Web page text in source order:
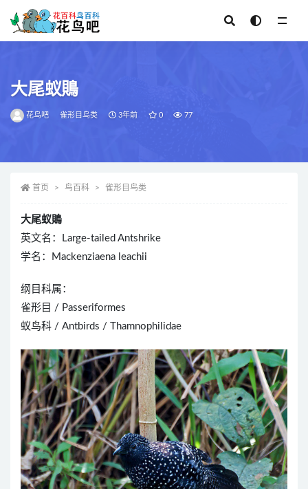
大尾蚁鵙
花鸟吧 雀形目鸟类 3年前 0 77
首页 鸟百科 雀形目鸟类
大尾蚁鵙
英文名：Large-tailed Antshrike
学名：Mackenziaena leachii
纲目科属：
雀形目 / Passeriformes
蚁鸟科 / Antbirds / Thamnophilidae